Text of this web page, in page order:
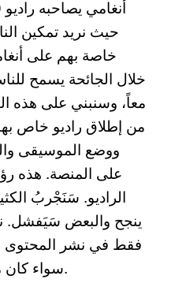
حيث نريد تمكين
خاصة بهم على
خلال الجائحة يسمح
معاً، وسنبني على هذه
من إطلاق راديو خاص
ووضع الموسيقى
على المنصة. هذه
الراديو. سَنَجْربُ
ينجح والبعض سَيَفشل.
فقط في نشر المحتوى
سواء كان موسيقى، برامج، بودكاست.